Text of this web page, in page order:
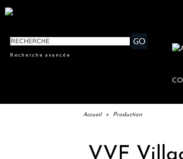
Recherche avancée
Accueil > Production